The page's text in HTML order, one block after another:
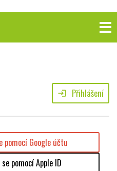
login Přihlášení
Google účtu
pomocí Apple ID